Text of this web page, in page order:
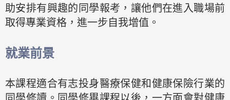
助安排有興趣的同學報考，讓他們在進入職場前
取得專業資格，進一步自我增值。
就業前景
本課程適合有志投身醫療保健和健康保險行業的
同學修讀。同學修畢課程以後，一方面會對健康